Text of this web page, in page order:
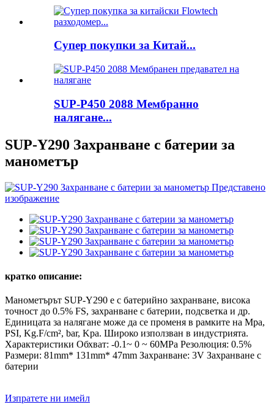
Супер покупки за Китай...
SUP-P450 2088 Мембранно
налягане...
SUP-Y290 Захранване с батерии за
манометър
кратко описание:
Манометърът SUP-Y290 е с батерийно захранване, висока
точност до 0.5% FS, захранване с батерии, подсветка и др.
Единицата за налягане може да се променя в рамките на Mpa,
PSI, Kg.F/cm², bar, Kpa. Широко използван в индустрията.
Характеристики Обхват: -0.1~ 0 ~ 60MPa Резолюция: 0.5%
Размери: 81mm* 131mm* 47mm Захранване: 3V Захранване с
батерии
Изпратете ни имейл